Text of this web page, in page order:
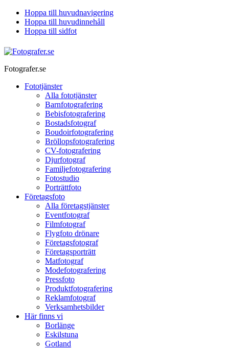
Hoppa till huvudnavigering
Hoppa till huvudinnehåll
Hoppa till sidfot
Fotografer.se
Fototjänster
Alla fototjänster
Barnfotografering
Bebisfotografering
Bostadsfotograf
Boudoirfotografering
Bröllopsfotografering
CV-fotografering
Djurfotograf
Familjefotografering
Fotostudio
Porträttfoto
Företagsfoto
Alla företagstjänster
Eventfotograf
Filmfotograf
Flygfoto drönare
Företagsfotograf
Företagsporträtt
Matfotograf
Modefotografering
Pressfoto
Produktfotografering
Reklamfotograf
Verksamhetsbilder
Här finns vi
Borlänge
Eskilstuna
Gotland